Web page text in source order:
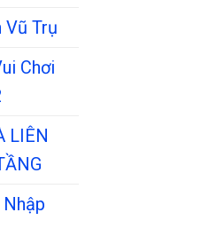
Vũ Trụ
Chơi
LIÊN